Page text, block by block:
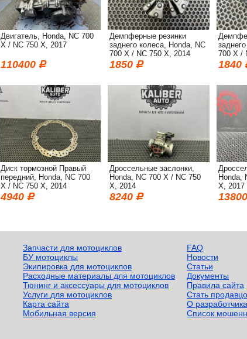
Двигатель, Honda, NC 700
X / NC 750 X, 2017
110400
Демпферные резинки
заднего колеса, Honda, NC
700 X / NC 750 X, 2014
1850
700 X /
1840
Диск тормозной Правый
передний, Honda, NC 700
X / NC 750 X, 2014
4940
Дроссельные заслонки,
Honda, NC 700 X / NC 750
X, 2014
8240
Honda,
X, 2017
13800
Запчасти для мотоциклов
БУ мотоциклы
Экипировка для мотоциклов
Расходные материалы для мотоциклов
Тюнинг и аксессуары для мотоциклов
Услуги для мотоциклов
Карта сайта
Мобильная версия
FAQ
Новости
Статьи
Документы
Правила сайта
Стать
О
Список